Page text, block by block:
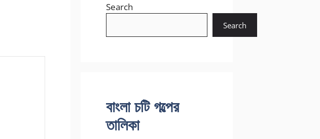
Search
Search
বাংলা চটি গল্পের
তালিকা